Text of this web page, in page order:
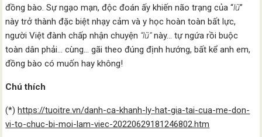
đồng bào. Sự ngạo mạn, độc đoán ấy khiến não trạng của “lũ”
này trở thành đặc biệt nhạy cảm và y học hoàn toàn bất lực,
người Việt đành chấp nhận chuyện “lũ”này… tự ngứa rồi buộc
toàn dân phải… cùng… gãi theo đúng định hướng, bất kể anh em,
đồng bào có muốn hay không!
Chú thích
(*)https://tuoitre.vn/danh-ca-khanh-ly-hat-gia-tai-cua-me-don-
vi-to-chuc-bi-moi-lam-viec-20220629181246802.htm